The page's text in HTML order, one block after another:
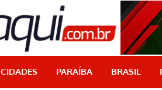
PB
CIDADES PARAÍBA BRASIL